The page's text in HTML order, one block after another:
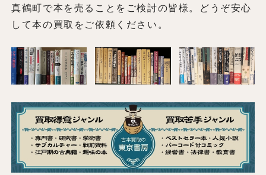
真鶴町で本を売ることをご検討の皆様。どうぞ安心
して本の買取をご依頼ください。